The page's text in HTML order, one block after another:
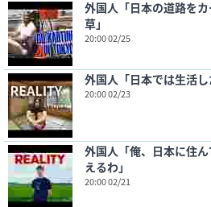
外国人「日本の道路を
草」
20:00 02/25
外国人「日本では生活し
20:00 02/23
外国人「俺、日本に住
えるわ」
20:00 02/21